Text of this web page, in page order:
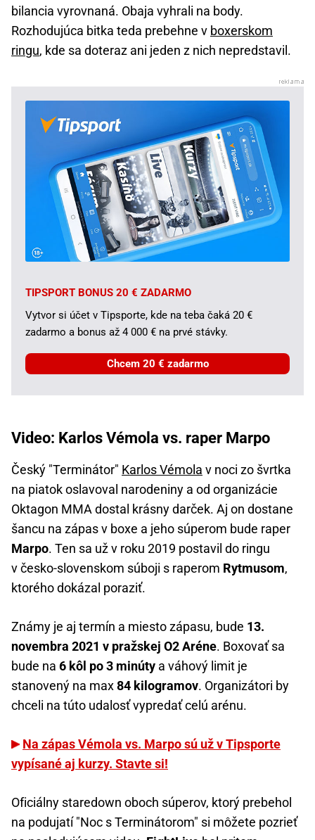
bilancia vyrovnaná. Obaja vyhrali na body.
Rozhodujúca bitka teda prebehne v boxerskom
ringu, kde sa doteraz ani jeden z nich nepredstavil.
TIPSPORT BONUS 20 € ZADARMO
Vytvor si účet v Tipsporte, kde na teba čaká 20 €
zadarmo a bonus až 4 000 € na prvé stávky.
Chcem 20 € zadarmo
Video: Karlos Vémola vs. raper Marpo
Český "Terminátor" Karlos Vémola v noci zo švrtka
na piatok oslavoval narodeniny a od organizácie
Oktagon MMA dostal krásny darček. Aj on dostane
šancu na zápas v boxe a jeho súperom bude raper
Marpo. Ten sa už v roku 2019 postavil do ringu
v česko-slovenskom súboji s raperom Rytmusom,
ktorého dokázal poraziť.
Známy je aj termín a miesto zápasu, bude 13.
novembra 2021 v pražskej O2 Aréne. Boxovať sa
bude na 6 kôl po 3 minúty a váhový limit je
stanovený na max84 kilogramov. Organizátori by
chceli na túto udalosť vypredať celú arénu.
Na zápas Vémola vs. Marpo sú už v Tipsporte
vypísané aj kurzy. Stavte si!
Oficiálny staredown oboch súperov, ktorý prebehol
na podujatí "Noc s Terminátorom" si môžete pozrieť